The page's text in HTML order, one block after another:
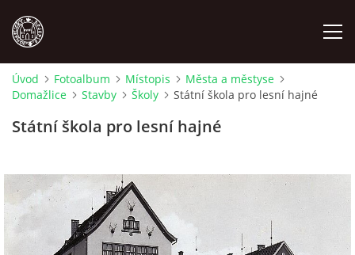
MÍSTOPIS
OSOBNOSTI
OSTATNÍ
Úvod Fotoalbum Místopis
Města a městyse
Domažlice
Stavby Školy Státní škola pro lesní hajné
Státní škola pro lesní hajné